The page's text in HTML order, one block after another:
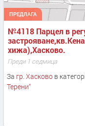
ПРЕДЛАГА
№4118 Парцел в
хижа),Хасково.
Преди 1 седмица
За гр. Хасковов
Терени“